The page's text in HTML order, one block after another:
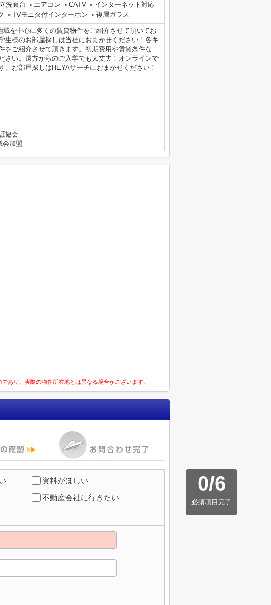
洗面台 エアコン CATV
インターネット対応
TVモニタ付インターホン 複層ガラス
を中心に多くの賃貸物件をご紹介させて頂いてお
生様のお部屋探しは当社におまかせください！各キ
をご紹介させて頂きます。初期費用や賃貸条件な
さい。遠方からのご入学でも大丈夫！オンラインで
。お部屋探しはHEYAサーチにおまかせください！
協会
会加盟
あり、実際の物件所在地とは異なる場合がございます。
0/6
必須項目完了
資料がほしい
不動産会社に行きたい